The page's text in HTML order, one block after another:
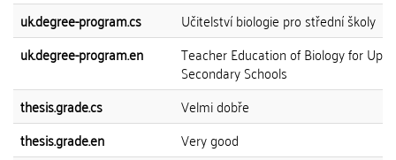
uk.degree-program.cs
Učitelství biologie pro střední školy
uk.degree-program.en
Teacher Education of Biology for
Secondary Schools
thesis.grade.cs
Velmi dobře
thesis.grade.en
Very good